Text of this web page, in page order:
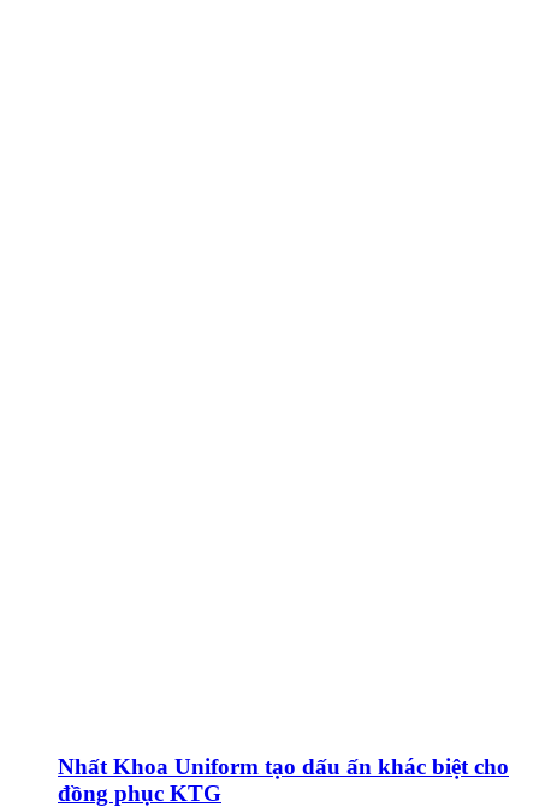
Nhất Khoa Uniform tạo dấu ấn khác biệt cho
đồng phục KTG